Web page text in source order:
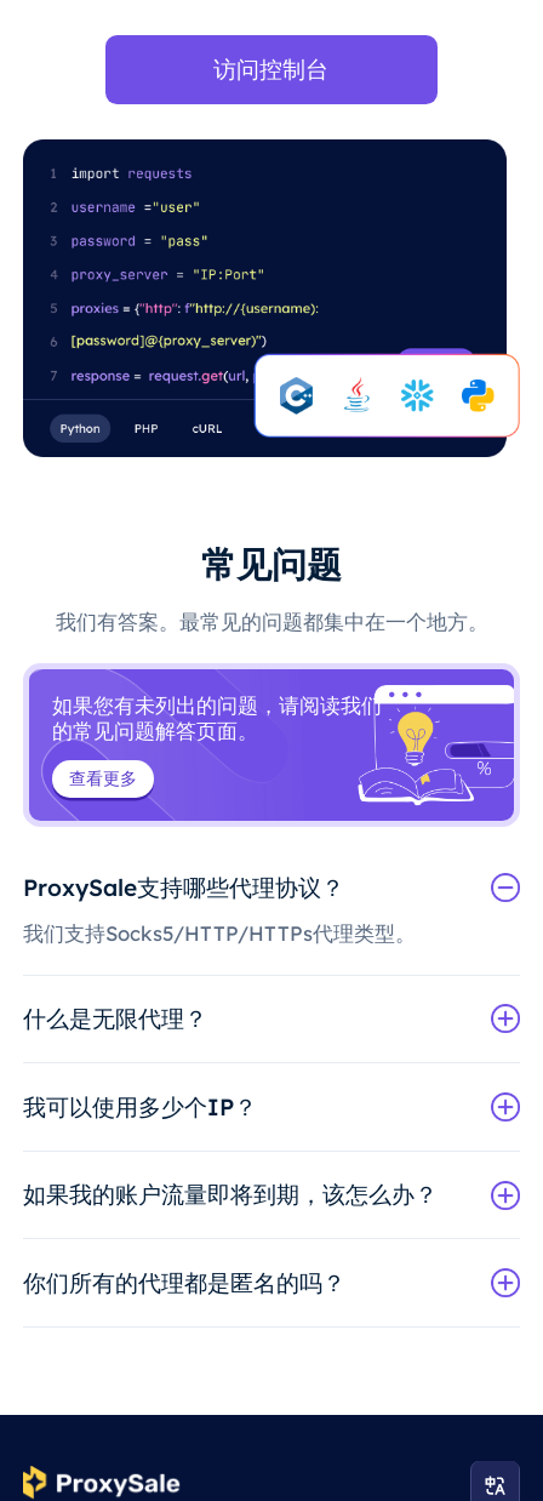
访问控制台
常见问题
我们有答案。最常见的问题都集中在一个地方。
如果您有未列出的问题，请阅读我们
的常见问题解答页面。
查看更多
ProxySale支持哪些代理协议？
我们支持Socks5/HTTP/HTTPs代理类型。
什么是无限代理？
我可以使用多少个IP？
如果我的账户流量即将到期，该怎么办？
你们所有的代理都是匿名的吗？